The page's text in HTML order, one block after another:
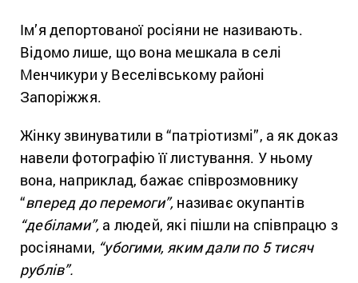
Ім’я депортованої росіяни не називають.
Відомо лише, що вона мешкала в селі
Менчикури у Веселівському районі
Запоріжжя.
Жінку звинуватили в “патріотизмі”, а як доказ
навели фотографію її листування. У ньому
вона, наприклад, бажає співрозмовнику
“вперед до перемоги”, називає окупантів
“дебілами”, а людей, які пішли на співпрацю з
росіянами, “убогими, яким дали по 5 тисяч
рублів”.